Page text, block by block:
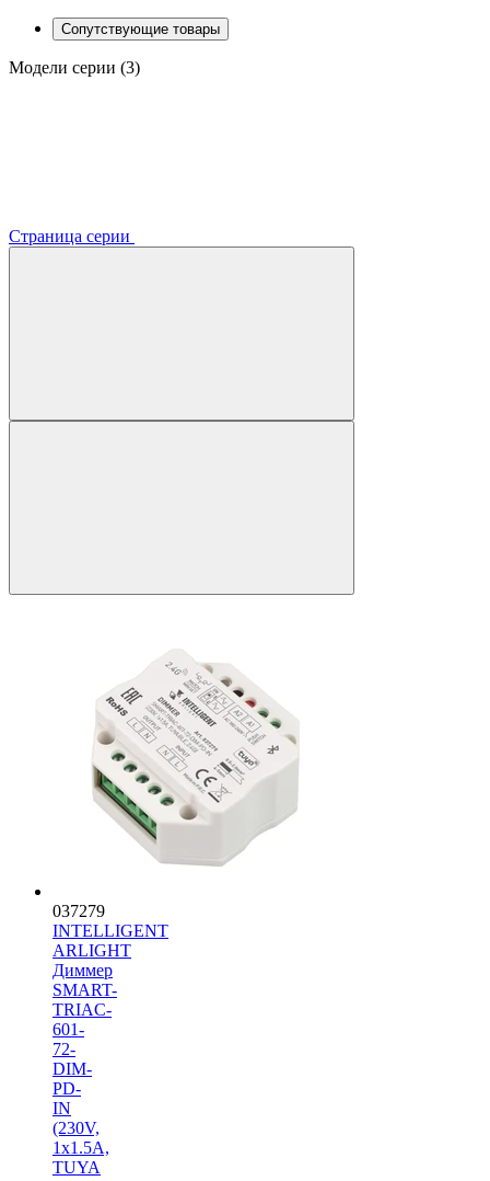
Сопутствующие товары
Модели серии (3)
Страница серии
037279
INTELLIGENT
ARLIGHT
Диммер
SMART-
TRIAC-
601-
72-
DIM-
PD-
IN
(230V,
1x1.5A,
TUYA